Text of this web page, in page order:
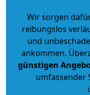
Wir sorgen
reibungslos
und
ankommen.
günstigen
umfassender